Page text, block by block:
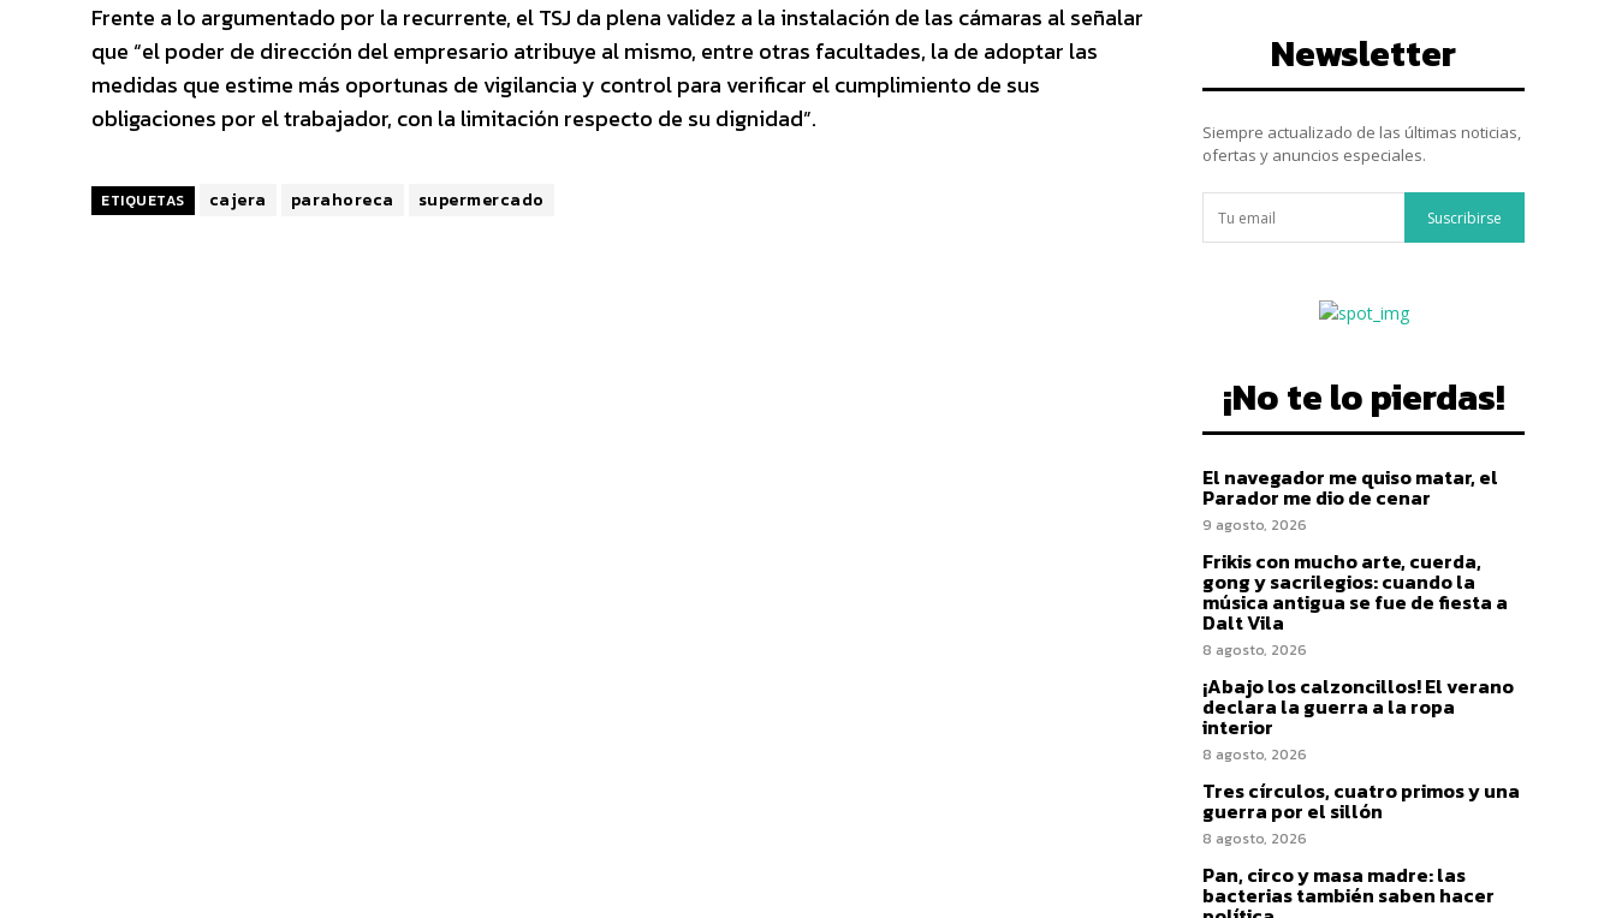
Frente a lo argumentado por la recurrente, el TSJ da plena validez a la instalación de las cámaras al señalar
que “el poder de dirección del empresario atribuye al mismo, entre otras facultades, la de adoptar las
medidas que estime más oportunas de vigilancia y control para verificar el cumplimiento de sus
obligaciones por el trabajador, con la limitación respecto de su dignidad”.
ETIQUETAS cajera parahoreca supermercado
Newsletter
Siempre actualizado de las últimas noticias,
ofertas y anuncios especiales.
Suscribirse
¡No te lo pierdas!
El navegador me quiso matar, el
Parador me dio de cenar
9 agosto, 2026
Frikis con mucho arte, cuerda,
gong y sacrilegios: cuando la
música antigua se fue de fiesta a
Dalt Vila
8 agosto, 2026
¡Abajo los calzoncillos! El verano
declara la guerra a la ropa
interior
8 agosto, 2026
Tres círculos, cuatro primos y una
guerra por el sillón
8 agosto, 2026
Pan, circo y masa madre: las
bacterias también saben hacer